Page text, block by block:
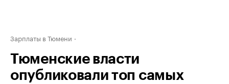
Зарплаты в Тюмени
Тюменские власти
опубликовали топ самых